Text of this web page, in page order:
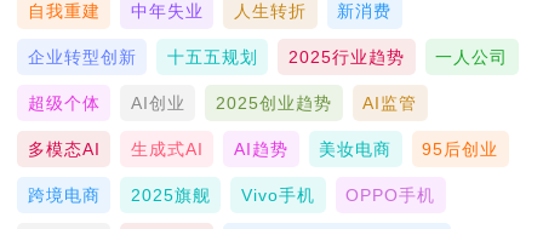
自我重建 中年失业 人生转折 新消费
企业转型创新 十五五规划 2025行业趋势 一人公司
超级个体 AI创业 2025创业趋势 AI监管
多模态AI 生成式AI AI趋势 美妆电商 95后创业
跨境电商 2025旗舰 Vivo手机 OPPO手机